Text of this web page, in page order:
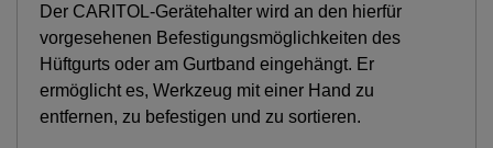
Der CARITOL-Gerätehalter wird an den hierfür
vorgesehenen Befestigungsmöglichkeiten des
Hüftgurts oder am Gurtband eingehängt. Er
ermöglicht es, Werkzeug mit einer Hand zu
entfernen, zu befestigen und zu sortieren.